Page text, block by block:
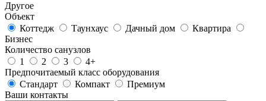
Другое
Объект
Коттедж
Таунхаус Дачный дом
Квартира
Бизнес
Количество санузлов
1
2 3
4+
Предпочитаемый класс оборудования
Стандарт
Компакт
Премиум
Ваши контакты